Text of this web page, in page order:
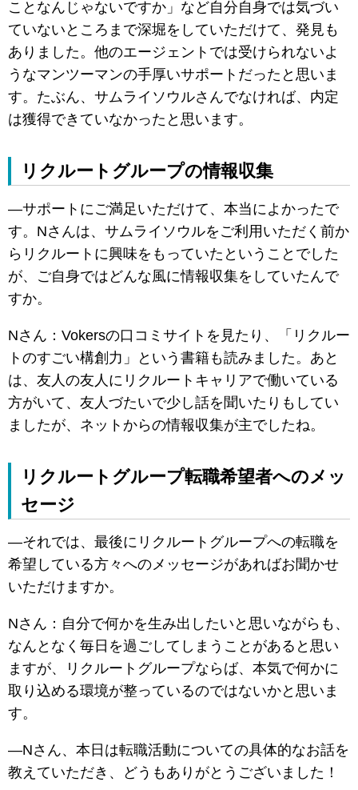
ことなんじゃないですか」など自分自身では気づい
ていないところまで深堀をしていただけて、発見も
ありました。他のエージェントでは受けられないよ
うなマンツーマンの手厚いサポートだったと思いま
す。たぶん、サムライソウルさんでなければ、内定
は獲得できていなかったと思います。
リクルートグループの情報収集
―サポートにご満足いただけて、本当によかったで
す。Nさんは、サムライソウルをご利用いただく前か
らリクルートに興味をもっていたということでした
が、ご自身ではどんな風に情報収集をしていたんで
すか。
Nさん：Vokersの口コミサイトを見たり、「リクルー
トのすごい構創力」という書籍も読みました。あと
は、友人の友人にリクルートキャリアで働いている
方がいて、友人づたいで少し話を聞いたりもしてい
ましたが、ネットからの情報収集が主でしたね。
リクルートグループ転職希望者へのメッ
セージ
―それでは、最後にリクルートグループへの転職を
希望している方々へのメッセージがあればお聞かせ
いただけますか。
Nさん：自分で何かを生み出したいと思いながらも、
なんとなく毎日を過ごしてしまうことがあると思い
ますが、リクルートグループならば、本気で何かに
取り込める環境が整っているのではないかと思いま
す。
―Nさん、本日は転職活動についての具体的なお話を
教えていただき、どうもありがとうございました！